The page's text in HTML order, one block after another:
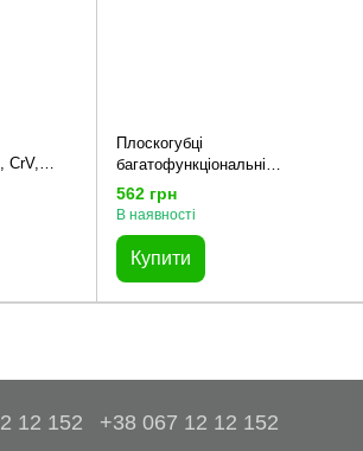
CrV,
Плоскогубці
багатофункціональні
подовжені, CrV, HT1P244 уп 1
шт Hoegert
562 грн
В наявності
Купити
12 152
+38 067 12 12 152